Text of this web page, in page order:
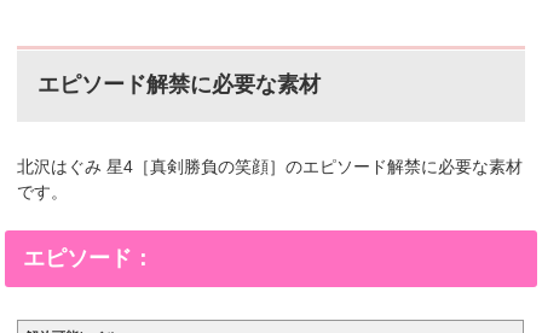
エピソード解禁に必要な素材
北沢はぐみ 星4［真剣勝負の笑顔］のエピソード解禁に必要な素材
です。
エピソード：